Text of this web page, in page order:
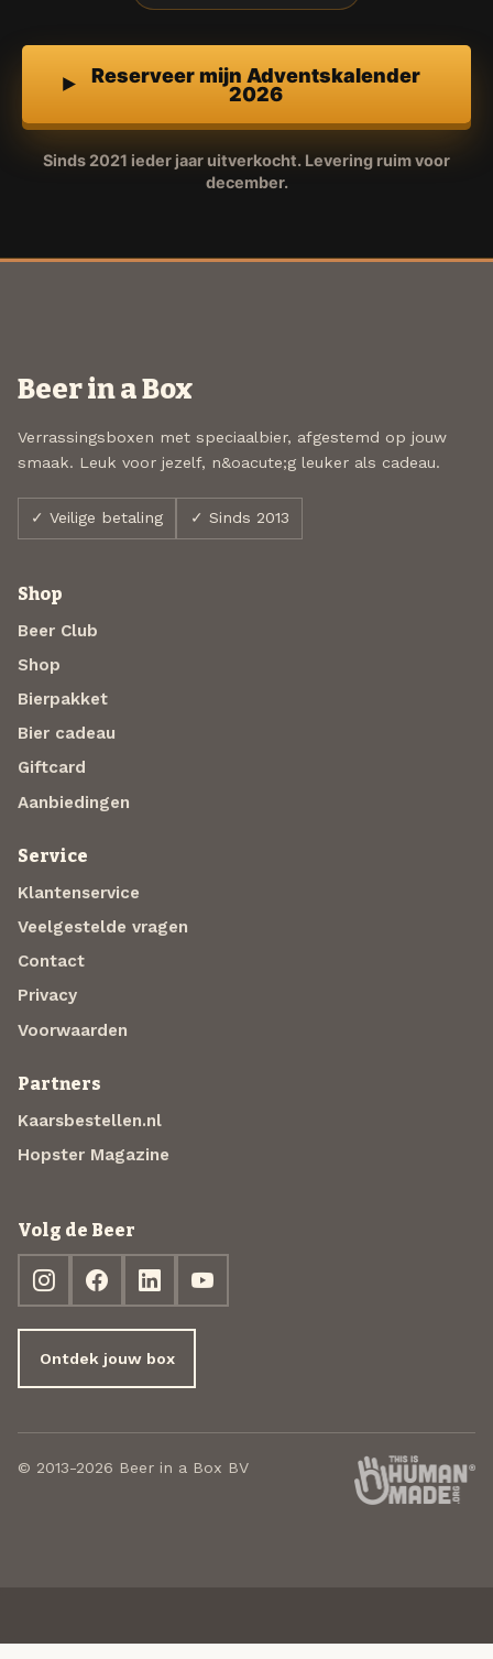
Reserveer mijn Adventskalender
2026
Sinds 2021 ieder jaar uitverkocht. Levering ruim voor
december.
Beer in a Box
Verrassingsboxen met speciaalbier, afgestemd op jouw
smaak. Leuk voor jezelf, n&oacute;g leuker als cadeau.
✓ Veilige betaling ✓ Sinds 2013
Shop
Beer Club
Shop
Bierpakket
Bier cadeau
Giftcard
Aanbiedingen
Service
Klantenservice
Veelgestelde vragen
Contact
Privacy
Voorwaarden
Partners
Kaarsbestellen.nl
Hopster Magazine
Volg de Beer
Ontdek jouw box
© 2013-2026 Beer in a Box BV